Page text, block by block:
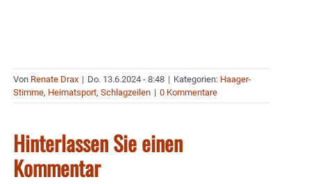
Von Renate Drax | Do. 13.6.2024 - 8:48 | Kategorien: Haager-
Stimme, Heimatsport, Schlagzeilen | 0 Kommentare
Hinterlassen Sie einen
Kommentar